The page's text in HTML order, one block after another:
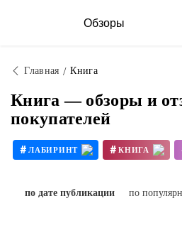
Обзоры
Главная Книга
Книга — обзоры и
покупателей
# ЛАБИРИНТ # КНИГА
по дате публикации по